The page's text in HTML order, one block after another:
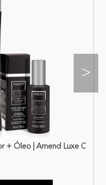
+ Óleo | Amend Luxe
>